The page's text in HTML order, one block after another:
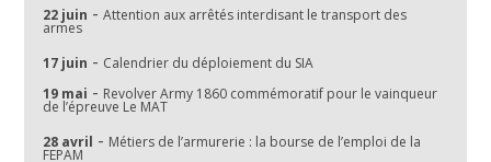
22 juin -Attention aux arrêtés interdisant le transport des
armes
17 juin - Calendrier du déploiement du SIA
19 mai - Revolver Army 1860 commémoratif pour le vainqueur
de l’épreuve Le MAT
28 avril - Métiers de l’armurerie : la bourse de l’emploi de la